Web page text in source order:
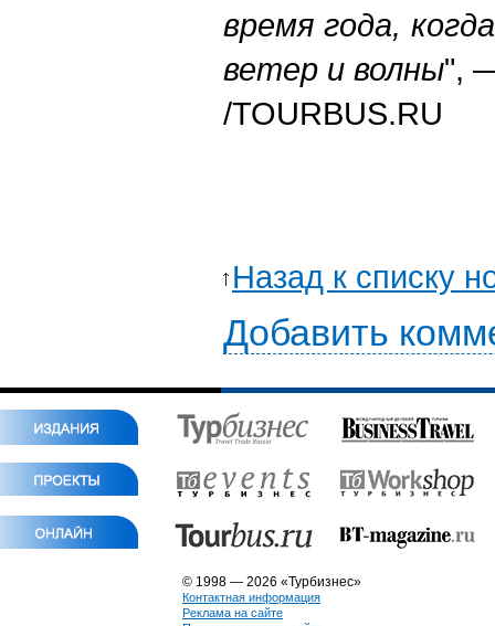
время года,
ветер и волны",
/TOURBUS.RU
Назад к списку
Добавить
© 1998 — 2026 «Турбизнес»
Контактная информация
Реклама на сайте